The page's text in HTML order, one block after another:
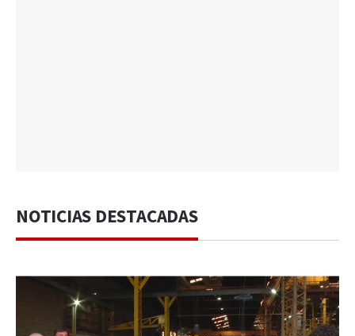
NOTICIAS DESTACADAS